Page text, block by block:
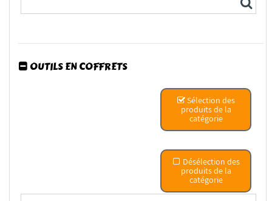
VMS CM12 Flexy 5K CA for 3D - Colle cyano 5K pour 3D...
OUTILS EN COFFRETS
Sélection des
produits de la
catégorie
Désélection des
produits de la
catégorie